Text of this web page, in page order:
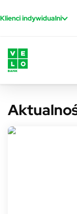
Klienci indywidualni